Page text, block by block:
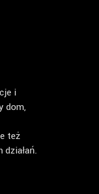
i
dom,
też